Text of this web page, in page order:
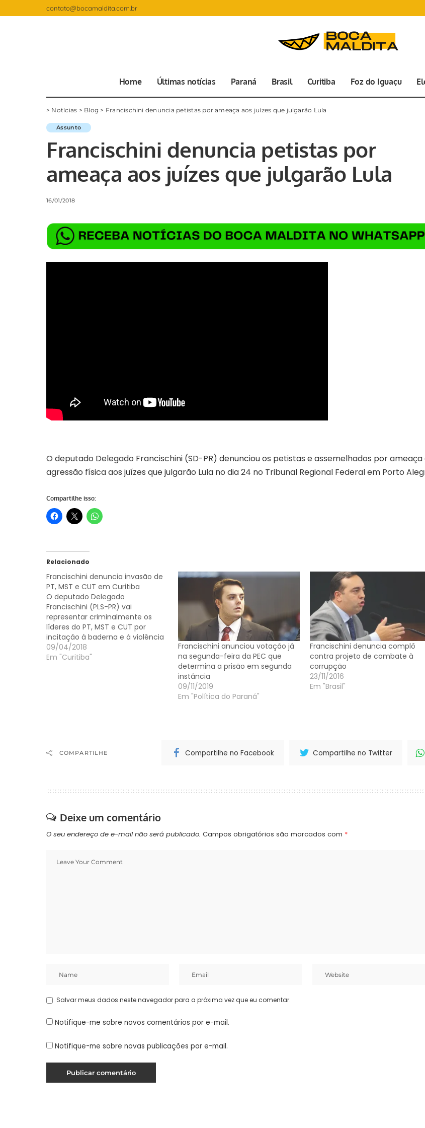
contato@bocamaldita.com.br
Home Últimas notícias Paraná Brasil Curitiba Foz do Iguaçu
> Notícias > Blog > Francischini denuncia petistas por ameaça aos juízes que julgarão Lula
Assunto
Francischini denuncia petistas por
ameaça aos juízes que julgarão Lula
16/01/2018
O deputado Delegado Francischini (SD-PR) denunciou os petistas e assemelhados por ameaça
agressão física aos juízes que julgarão Lula no dia 24 no Tribunal Regional Federal em Porto
Compartilhe isso:
Relacionado
Francischini denuncia invasão de
PT, MST e CUT em Curitiba
O deputado Delegado
Francischini (PLS-PR) vai
representar criminalmente os
líderes do PT, MST e CUT por
incitação à baderna e à violência
os líderes do PT, MST e CUT que
estão incentivando uma invasão
09/04/2018
Em "Curitiba"
Francischini anunciou votação já
na segunda-feira da PEC que
determina a prisão em segunda
instância
09/11/2019
Em "Política do Paraná"
Francischini denuncia complô
contra projeto de combate à
corrupção
23/11/2016
Em "Brasil"
COMPARTILHE Compartilhe no Facebook Compartilhe no Twitter
Deixe um comentário
O seu endereço de e-mail não será publicado. Campos obrigatórios são marcados com *
Salvar meus dados neste navegador para a próxima vez que eu comentar.
Notifique-me sobre novos comentários por e-mail.
Notifique-me sobre novas publicações por e-mail.